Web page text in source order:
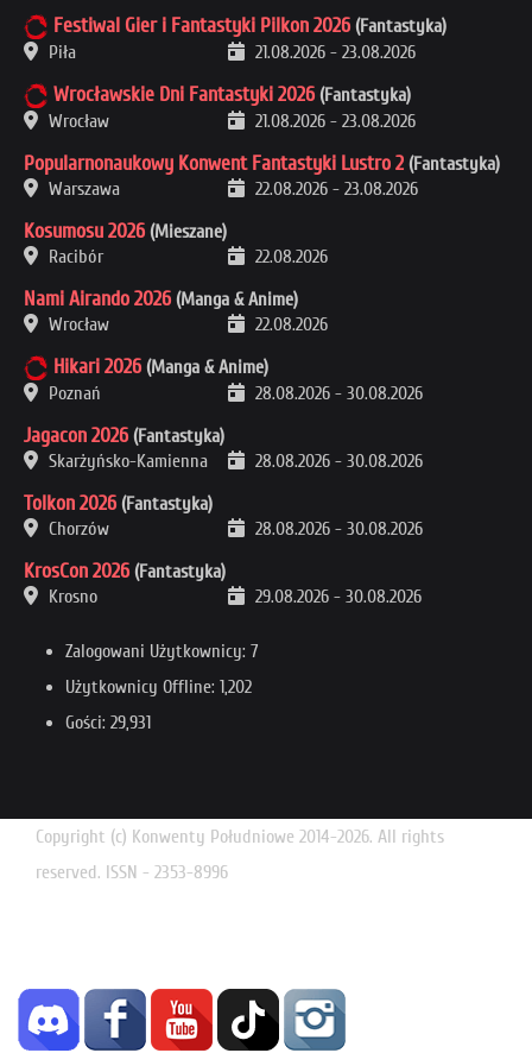
Festiwal Gier i Fantastyki Pilkon 2026 (Fantastyka)
Piła
21.08.2026 - 23.08.2026
Wrocławskie Dni Fantastyki 2026 (Fantastyka)
Wrocław
21.08.2026 - 23.08.2026
Popularnonaukowy Konwent Fantastyki Lustro 2 (Fantastyka)
Warszawa
22.08.2026 - 23.08.2026
Kosumosu 2026 (Mieszane)
Racibór
22.08.2026
Nami Airando 2026 (Manga & Anime)
Wrocław
22.08.2026
Hikari 2026 (Manga & Anime)
Poznań
28.08.2026 - 30.08.2026
Jagacon 2026 (Fantastyka)
Skarżyńsko-Kamienna
28.08.2026 - 30.08.2026
Tolkon 2026 (Fantastyka)
Chorzów
28.08.2026 - 30.08.2026
KrosCon 2026 (Fantastyka)
Krosno
29.08.2026 - 30.08.2026
Zalogowani Użytkownicy: 7
Użytkownicy Offline: 1,202
Gości: 29,931
Copyright (c) Konwenty Południowe 2014-2026. All rights
reserved. ISSN - 2353-8996